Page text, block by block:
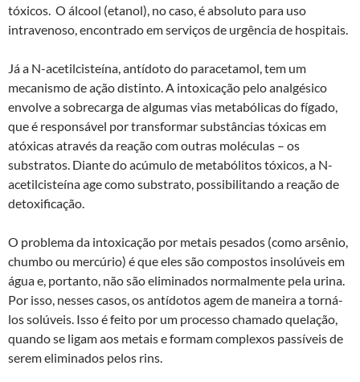
tóxicos. O álcool (etanol), no caso, é absoluto para uso
intravenoso, encontrado em serviços de urgência de hospitais.
Já a N-acetilcisteína, antídoto do paracetamol, tem um
mecanismo de ação distinto. A intoxicação pelo analgésico
envolve a sobrecarga de algumas vias metabólicas do fígado,
que é responsável por transformar substâncias tóxicas em
atóxicas através da reação com outras moléculas – os
substratos. Diante do acúmulo de metabólitos tóxicos, a N-
acetilcisteína age como substrato, possibilitando a reação de
detoxificação.
O problema da intoxicação por metais pesados (como arsênio,
chumbo ou mercúrio) é que eles são compostos insolúveis em
água e, portanto, não são eliminados normalmente pela urina.
Por isso, nesses casos, os antídotos agem de maneira a torná-
los solúveis. Isso é feito por um processo chamado quelação,
quando se ligam aos metais e formam complexos passíveis de
serem eliminados pelos rins.